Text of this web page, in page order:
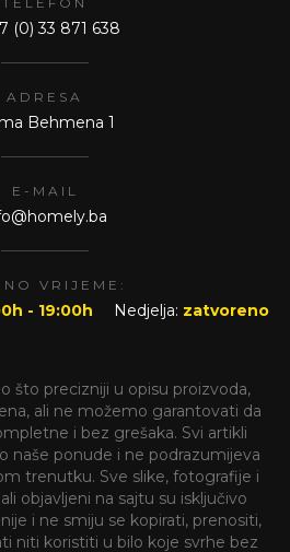
(0) 33 871 638
ADRESA
Behmena 1
E-MAIL
VRIJEME:
- 19:00h Nedjelja: zatvoreno
što precizniji u opisu proizvoda,
ali ne možemo garantovati da
i bez grešaka. Svi artikli
naše ponude i ne podrazumijeva
trenutku. Sve slike, fotografije i
objavljeni na sajtu su isključivo
i ne smiju se kopirati, prenositi,
niti koristiti u bilo koje svrhe bez